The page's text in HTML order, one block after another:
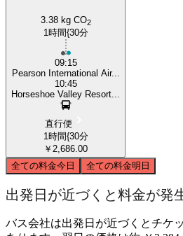
3.38 kg CO2
1時間{30分
09:15
Pearson International Air...
10:45
Horseshoe Valley Resort...
直行便
1時間{30分
￥2,686.00
全ての料金今日 全ての料金明日
出発日が近づくと料金が発
バス会社は出発日が近づくとチケ